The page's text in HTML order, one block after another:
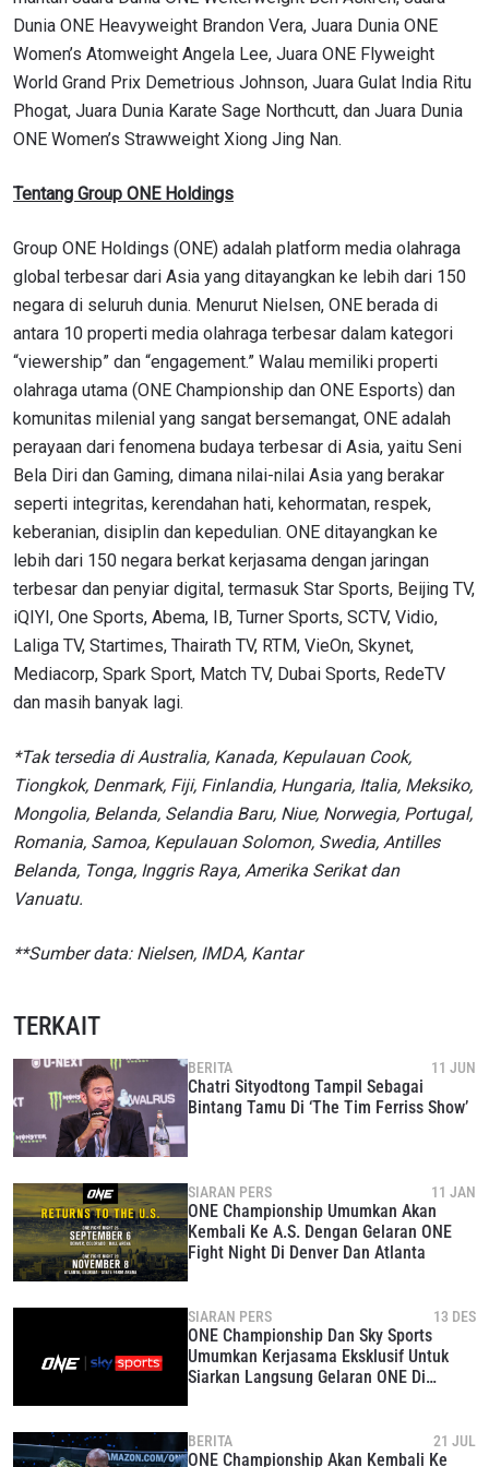
Dunia ONE Heavyweight Brandon Vera, Juara Dunia ONE
Women’s Atomweight Angela Lee, Juara ONE Flyweight
World Grand Prix Demetrious Johnson, Juara Gulat India Ritu
Phogat, Juara Dunia Karate Sage Northcutt, dan Juara Dunia
ONE Women’s Strawweight Xiong Jing Nan.
Tentang Group ONE Holdings
Group ONE Holdings (ONE) adalah platform media olahraga
global terbesar dari Asia yang ditayangkan ke lebih dari 150
negara di seluruh dunia. Menurut Nielsen, ONE berada di
antara 10 properti media olahraga terbesar dalam kategori
“viewership” dan “engagement.” Walau memiliki properti
olahraga utama (ONE Championship dan ONE Esports) dan
komunitas milenial yang sangat bersemangat, ONE adalah
perayaan dari fenomena budaya terbesar di Asia, yaitu Seni
Bela Diri dan Gaming, dimana nilai-nilai Asia yang berakar
seperti integritas, kerendahan hati, kehormatan, respek,
keberanian, disiplin dan kepedulian. ONE ditayangkan ke
lebih dari 150 negara berkat kerjasama dengan jaringan
terbesar dan penyiar digital, termasuk Star Sports, Beijing TV,
iQIYI, One Sports, Abema, IB, Turner Sports, SCTV, Vidio,
Laliga TV, Startimes, Thairath TV, RTM, VieOn, Skynet,
Mediacorp, Spark Sport, Match TV, Dubai Sports, RedeTV
dan masih banyak lagi.
*Tak tersedia di Australia, Kanada, Kepulauan Cook,
Tiongkok, Denmark, Fiji, Finlandia, Hungaria, Italia, Meksiko,
Mongolia, Belanda, Selandia Baru, Niue, Norwegia, Portugal,
Romania, Samoa, Kepulauan Solomon, Swedia, Antilles
Belanda, Tonga, Inggris Raya, Amerika Serikat dan
Vanuatu.
**Sumber data: Nielsen, IMDA, Kantar
TERKAIT
BERITA 11 JUN
Chatri Sityodtong Tampil Sebagai
Bintang Tamu Di ‘The Tim Ferriss Show’
SIARAN PERS 11 JAN
ONE Championship Umumkan Akan
Kembali Ke A.S. Dengan Gelaran ONE
Fight Night Di Denver Dan Atlanta
SIARAN PERS 13 DES
ONE Championship Dan Sky Sports
Umumkan Kerjasama Eksklusif Untuk
Siarkan Langsung Gelaran ONE Di
BERITA 21 JUL
ONE Championship Akan Kembali Ke